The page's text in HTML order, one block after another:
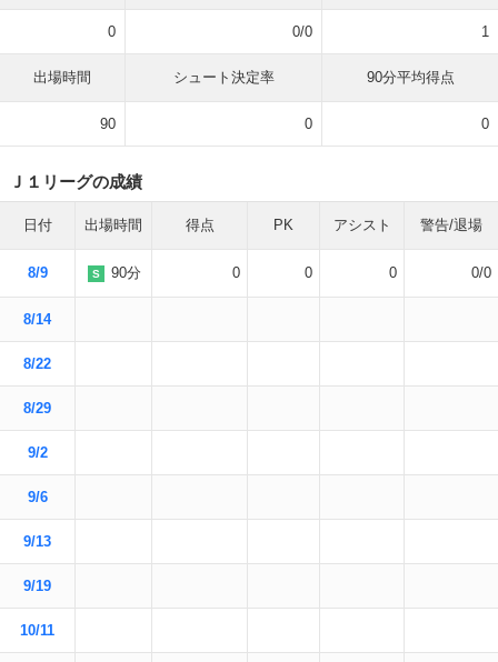
0 0/0 1
出場時間 シュート決定率 90分平均得点
90 0 0
Ｊ１リーグの成績
日付 出場時間 得点 PK アシスト 警告/退場
8/9 S 90分 0 0 0 0/0
8/14
8/22
8/29
9/2
9/6
9/13
9/19
10/11